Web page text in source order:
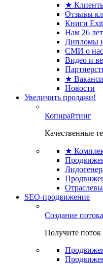
★
Отзывы
Книги
Нам 26 лет
Дипломы
СМИ о нас
Видео и
★
Новости
Увеличить продажи!
Копирайтинг
Качественные
★
SEO-продвижение
Создание
Получите поток